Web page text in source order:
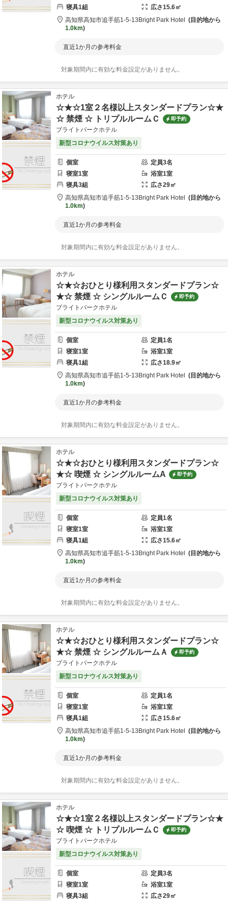
寝具1組 広さ15.6㎡
高知県高知市追手筋1-5-13 Bright Park Hotel
目的地から
1.0km
直近1か月の参考料金
対象期間内に有効な料金設定がありません。
ホテル
☆★☆1室２名様以上スタンダードプラン☆★
☆ 禁煙 ☆ トリプルルームＣ
即予約
ブライトパークホテル
新型コロナウイルス対策あり
個室 定員3名
寝室1室 浴室1室
寝具3組 広さ29㎡
高知県高知市追手筋1-5-13 Bright Park Hotel
目的地から
1.0km
直近1か月の参考料金
対象期間内に有効な料金設定がありません。
ホテル
☆★☆おひとり様利用スタンダードプラン☆
★☆ 禁煙 ☆ シングルルームＣ
即予約
ブライトパークホテル
新型コロナウイルス対策あり
個室 定員1名
寝室1室 浴室1室
寝具1組 広さ18.9㎡
高知県高知市追手筋1-5-13 Bright Park Hotel
目的地から
1.0km
直近1か月の参考料金
対象期間内に有効な料金設定がありません。
ホテル
☆★☆おひとり様利用スタンダードプラン☆
★☆ 喫煙 ☆ シングルルームA
即予約
ブライトパークホテル
新型コロナウイルス対策あり
個室 定員1名
寝室1室 浴室1室
寝具1組 広さ15.6㎡
高知県高知市追手筋1-5-13 Bright Park Hotel
目的地から
1.0km
直近1か月の参考料金
対象期間内に有効な料金設定がありません。
ホテル
☆★☆おひとり様利用スタンダードプラン☆
★☆ 禁煙 ☆ シングルルームＡ
即予約
ブライトパークホテル
新型コロナウイルス対策あり
個室 定員1名
寝室1室 浴室1室
寝具1組 広さ15.6㎡
高知県高知市追手筋1-5-13 Bright Park Hotel
目的地から
1.0km
直近1か月の参考料金
対象期間内に有効な料金設定がありません。
ホテル
☆★☆1室２名様以上スタンダードプラン☆★
☆ 喫煙 ☆ トリプルルームＣ
即予約
ブライトパークホテル
新型コロナウイルス対策あり
個室 定員3名
寝室1室 浴室1室
寝具3組 広さ29㎡